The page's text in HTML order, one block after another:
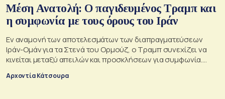
Μέση Ανατολή: Ο παγιδευμένος Τραμπ και
η συμφωνία με τους όρους του Ιράν
Εν αναμονή των αποτελεσμάτων των διαπραγματεύσεων
Ιράν-Ομάν για τα Στενά του Ορμούζ, ο Τραμπ συνεχίζει να
κινείται μεταξύ απειλών και προσκλήσεων για συμφωνία.
Αλλά αυτό που θέλει είναι μακριά από αυτά που συζητούν
Μουσκάτ και Τεχεράνη.
Αρχοντία Κάτσουρα